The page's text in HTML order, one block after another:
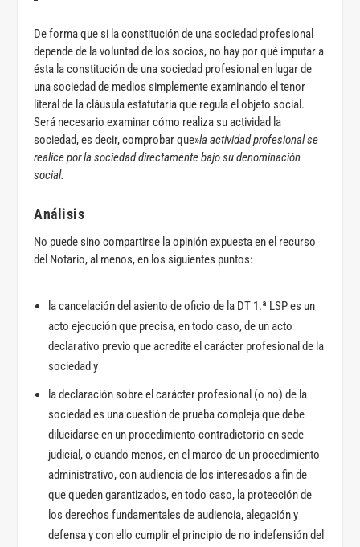
De forma que si la constitución de una sociedad profesional
depende de la voluntad de los socios, no hay por qué imputar a
ésta la constitución de una sociedad profesional en lugar de
una sociedad de medios simplemente examinando el tenor
literal de la cláusula estatutaria que regula el objeto social.
Será necesario examinar cómo realiza su actividad la
sociedad, es decir, comprobar que»la actividad profesional se
realice por la sociedad directamente bajo su denominación
social.
Análisis
No puede sino compartirse la opinión expuesta en el recurso
del Notario, al menos, en los siguientes puntos:
la cancelación del asiento de oficio de la DT 1.ª LSP es un
acto ejecución que precisa, en todo caso, de un acto
declarativo previo que acredite el carácter profesional de la
sociedad y
la declaración sobre el carácter profesional (o no) de la
sociedad es una cuestión de prueba compleja que debe
dilucidarse en un procedimiento contradictorio en sede
judicial, o cuando menos, en el marco de un procedimiento
administrativo, con audiencia de los interesados a fin de
que queden garantizados, en todo caso, la protección de
los derechos fundamentales de audiencia, alegación y
defensa y con ello cumplir el principio de no indefensión del